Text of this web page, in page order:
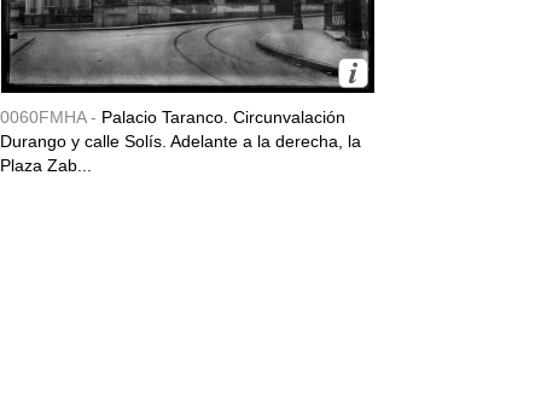
0060FMHA - Palacio Taranco. Circunvalación
Durango y calle Solís. Adelante a la derecha, la
Plaza Zab...